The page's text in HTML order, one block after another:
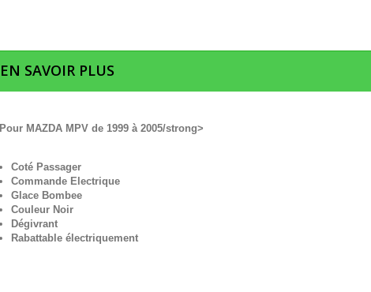
EN SAVOIR PLUS
Pour MAZDA MPV de 1999 à 2005/strong>
Coté Passager
Commande Electrique
Glace Bombee
Couleur Noir
Dégivrant
Rabattable électriquement